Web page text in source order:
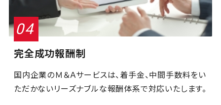
完全成功報酬制
国内企業のＭ＆Ａサービスは、着手金、中間手数料をい
ただかないリーズナブルな報酬体系で対応いたします。